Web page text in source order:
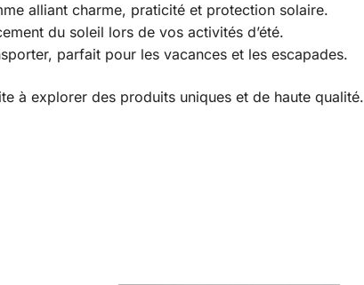
alliant charme, praticité et protection solaire.
du soleil lors de vos activités d’été.
parfait pour les vacances et les escapades.
à explorer des produits uniques et de haute qualité.